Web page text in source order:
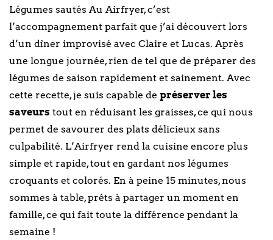
Légumes sautés Au Airfryer, c’est
l’accompagnement parfait que j’ai découvert lors
d’un dîner improvisé avec Claire et Lucas. Après
une longue journée, rien de tel que de préparer des
légumes de saison rapidement et sainement. Avec
cette recette, je suis capable de préserver les
saveurs tout en réduisant les graisses, ce qui nous
permet de savourer des plats délicieux sans
culpabilité. L’Airfryer rend la cuisine encore plus
simple et rapide, tout en gardant nos légumes
croquants et colorés. En à peine 15 minutes, nous
sommes à table, prêts à partager un moment en
famille, ce qui fait toute la différence pendant la
semaine !